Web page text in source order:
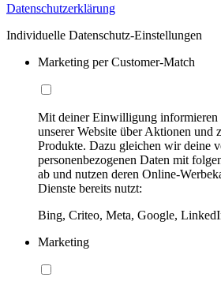
Datenschutzerklärung
Individuelle Datenschutz-Einstellungen
Marketing per Customer-Match
Mit deiner Einwilligung informieren
unserer Website über Aktionen und
Produkte. Dazu gleichen wir deine
personenbezogenen Daten mit
ab und nutzen deren Online-
Dienste bereits nutzt:
Bing, Criteo, Meta, Google,
Marketing